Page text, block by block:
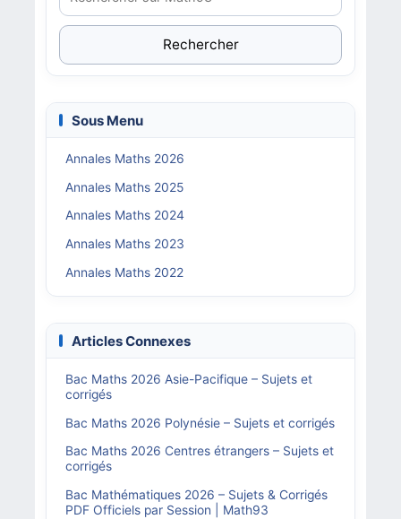
Rechercher
Sous Menu
Annales Maths 2026
Annales Maths 2025
Annales Maths 2024
Annales Maths 2023
Annales Maths 2022
Articles Connexes
Bac Maths 2026 Asie-Pacifique – Sujets et
corrigés
Bac Maths 2026 Polynésie – Sujets et corrigés
Bac Maths 2026 Centres étrangers – Sujets et
corrigés
Bac Mathématiques 2026 – Sujets & Corrigés
PDF Officiels par Session | Math93